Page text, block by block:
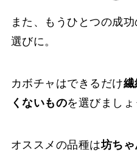
また、もうひとつの成
選びに。
カボチャはできるだけ
くないものを選びましょ
オススメの品種は坊ちゃ